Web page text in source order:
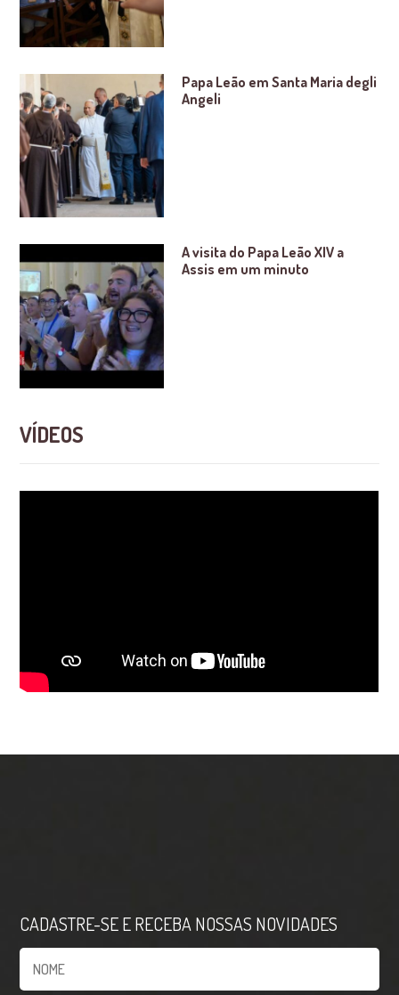
Papa Leão em Santa Maria degli
Angeli
A visita do Papa Leão XIV a
Assis em um minuto
VÍDEOS
CADASTRE-SE E RECEBA NOSSAS NOVIDADES